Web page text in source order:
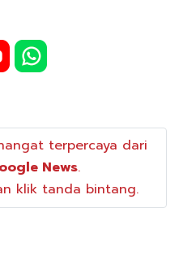
terpercaya dari
News.
klik tanda bintang.